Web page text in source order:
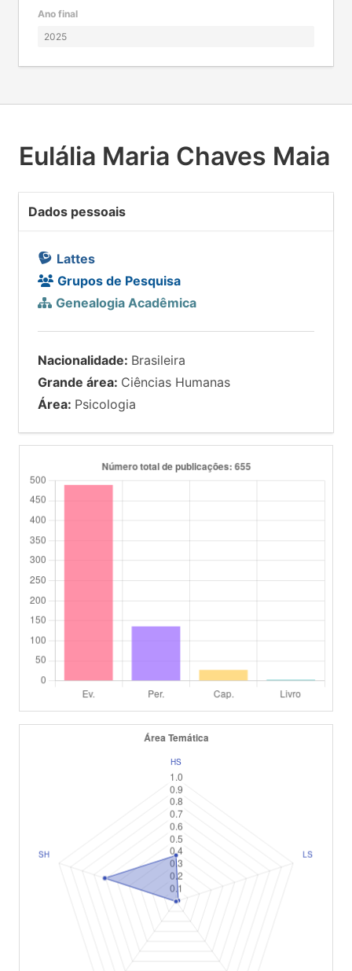
Ano final
Eulália Maria Chaves Maia
Dados pessoais
Lattes
Grupos de Pesquisa
Genealogia Acadêmica
Nacionalidade: Brasileira
Grande área: Ciências Humanas
Área: Psicologia